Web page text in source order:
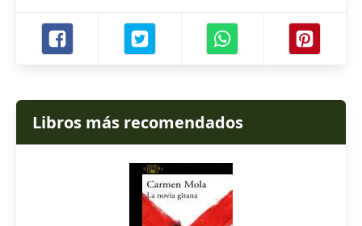
Libros más recomendados